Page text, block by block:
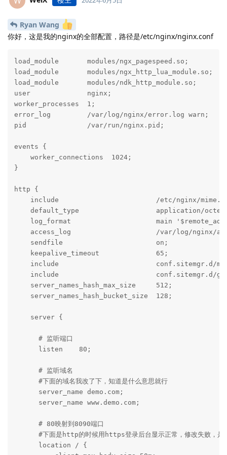
Ryan Wang
你好，这是我的nginx的全部配置，路径是/etc/nginx/nginx.conf
load_module       modules/ngx_pagespeed.so;
load_module       modules/ngx_http_lua_module.so;
load_module       modules/ndk_http_module.so;
user              nginx;
worker_processes  1;
error_log         /var/log/nginx/error.log warn;
pid               /var/run/nginx.pid;
events {
    worker_connections  1024;
}
http {
include                        /etc/nginx/
default_type                   application/
log_format                     main
access_log                     /var/log/nginx/
    sendfile                       on;
    keepalive_timeout              65;
include                        conf.sitemgr.d/
include                        conf.sitemgr.d/
    server_names_hash_max_size     512;
    server_names_hash_bucket_size  128;
    server {
      # 监听端口
      listen    80;
      # 监听域名
      #下面的域名我改了下，知道是什么意思就行
      server_name demo.com;
      server_name www.demo.com;
      # 80映射到8090端口
#下面是http的时候用https登录后台显示正常，修改失败，是
      location / {